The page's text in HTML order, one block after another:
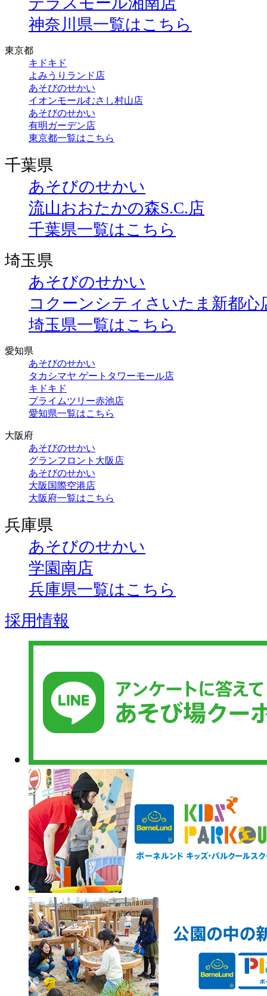
神奈川県一覧はこちら
東京都
キドキド
よみうりランド店
あそびのせかい
イオンモールむさし村山店
あそびのせかい
有明ガーデン店
東京都一覧はこちら
千葉県
あそびのせかい
流山おおたかの森S.C.店
千葉県一覧はこちら
埼玉県
あそびのせかい
コクーンシティさいたま新都心
埼玉県一覧はこちら
愛知県
あそびのせかい
タカシマヤ ゲートタワーモール店
キドキド
プライムツリー赤池店
愛知県一覧はこちら
大阪府
あそびのせかい
グランフロント大阪店
あそびのせかい
大阪国際空港店
大阪府一覧はこちら
兵庫県
あそびのせかい
学園南店
兵庫県一覧はこちら
採用情報